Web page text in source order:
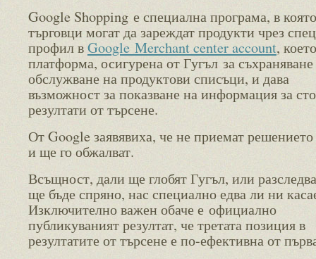
Google Shopping е специална програма, в която
търговци могат да зареждат продукти чрез
профил вGoogle Merchant center account,
платформа, осигурена от Гугъл за
обслужване на продуктови списъци, и дава
възможност за показване на информация за
резултати от търсене.
От Google заявявиха, че не приемат
и ще го обжалват.
Всъщност, дали ще глобят Гугъл, или
ще бъде спряно, нас специално едва ли ни
Изключително важен обаче е официално
публикуваният резултат, че третата позиция в
резултатите от търсене е по-ефективна от